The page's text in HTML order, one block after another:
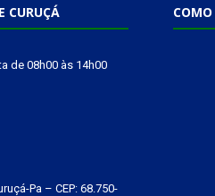
CURUÇÁ
de 08h00 às 14h00
Pa – CEP: 68.750-
COMO